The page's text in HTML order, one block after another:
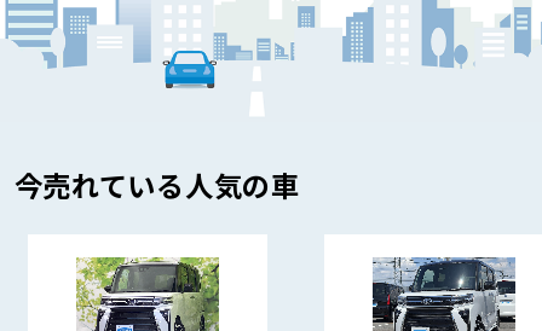
今売れている人気の車